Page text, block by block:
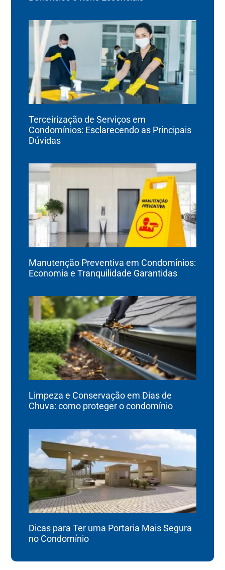
Terceirização de Serviços em
Condomínios: Esclarecendo as Principais
Dúvidas
Manutenção Preventiva em Condomínios:
Economia e Tranquilidade Garantidas
Limpeza e Conservação em Dias de
Chuva: como proteger o condomínio
Dicas para Ter uma Portaria Mais Segura
no Condomínio